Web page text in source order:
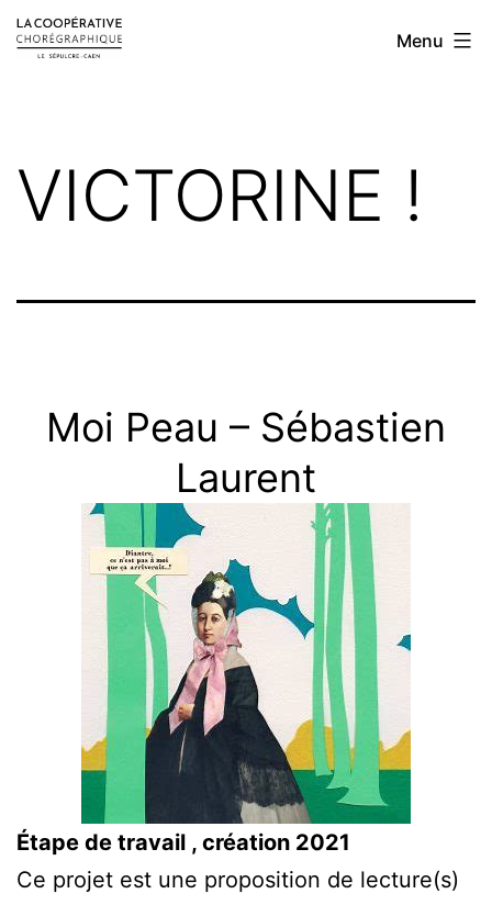
Aller
auLA
Menu
VICTORINE !
Moi Peau – Sébastien
Laurent
Étape de travail , création 2021
Ce projet est une proposition de lecture(s)